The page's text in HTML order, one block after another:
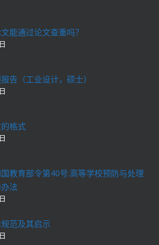
能通过论文查重吗？
告（工业设计，硕士）
格式
教育部令第40号:高等学校预防与处理
法
范及其启示